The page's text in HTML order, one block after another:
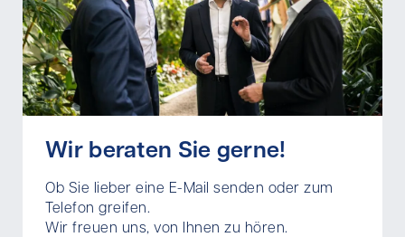
Wir beraten Sie gerne!
Ob Sie lieber eine E-Mail senden oder zum
Telefon greifen.
Wir freuen uns, von Ihnen zu hören.